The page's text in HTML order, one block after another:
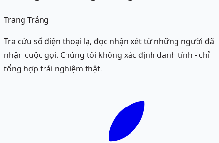
Trang Trắng
Tra cứu số điện thoại lạ, đọc nhận xét từ những người đã
nhận cuộc gọi. Chúng tôi không xác định danh tính - chỉ
tổng hợp trải nghiệm thật.